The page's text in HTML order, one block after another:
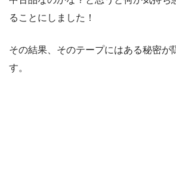
ることにしました！
その結果、そのテープにはある秘密が
す。